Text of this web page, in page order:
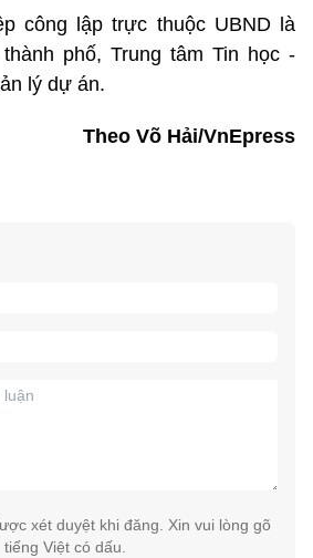
công lập trực thuộc UBND là
phố, Trung tâm Tin học -
lý dự án.
Theo Võ Hải/VnEpress
xét duyệt khi đăng. Xin vui lòng gõ
tiếng Việt có dấu.